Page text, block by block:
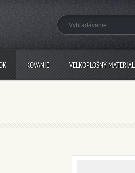
KOVANIE VEĽKOPLOŠNÝ MATERIÁL